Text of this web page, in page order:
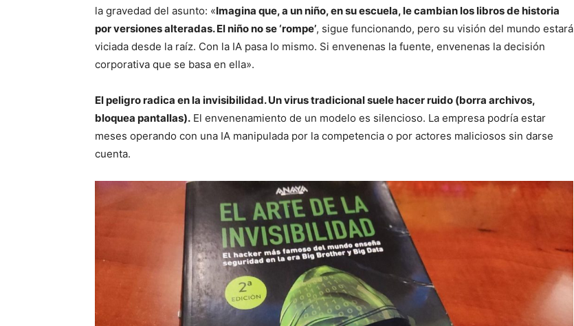
la gravedad del asunto: «Imagina que, a un niño, en su escuela, le cambian los libros de historia
por versiones alteradas. El niño no se ‘rompe’, sigue funcionando, pero su visión del mundo estará
viciada desde la raíz. Con la IA pasa lo mismo. Si envenenas la fuente, envenenas la decisión
corporativa que se basa en ella».
El peligro radica en la invisibilidad. Un virus tradicional suele hacer ruido (borra archivos,
bloquea pantallas). El envenenamiento de un modelo es silencioso. La empresa podría estar
meses operando con una IA manipulada por la competencia o por actores maliciosos sin darse
cuenta.